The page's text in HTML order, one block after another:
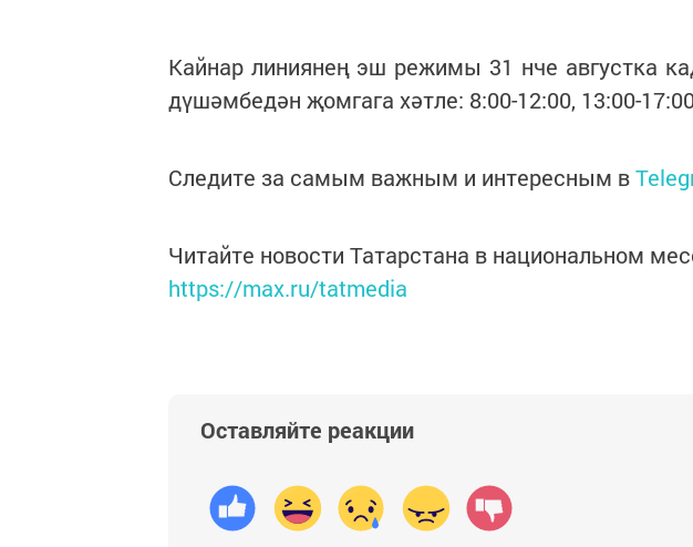
Кайнар линиянең эш режимы 31 нче августка
дүшәмбедән җомгага хәтле: 8:00-12:00, 13:00-
Следите за самым важным и интересным в
Читайте новости Татарстана в национальном
https://max.ru/tatmedia
Оставляйте реакции